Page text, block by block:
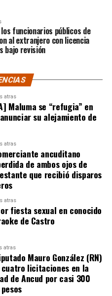
aludidas no han emitido
según Centella,
posteo, ha generado
gran mayoría, a favor
funcionarios públicos de
al extranjero con licencia
bajo revisión
atras
Maluma se “refugia” en
su alejamiento de
atras
ancuditano
de ambos ojos de
que recibió disparos
atras
fiesta sexual en conocido
de Castro
atras
Mauro González (RN)
licitaciones en la
de Ancud por casi 300